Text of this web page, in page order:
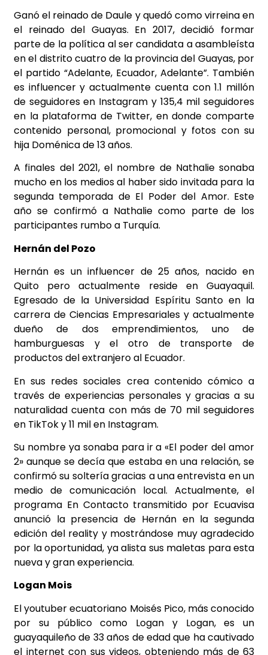
Ganó el reinado de Daule y quedó como virreina en
el reinado del Guayas. En 2017, decidió formar
parte de la política al ser candidata a asambleísta
en el distrito cuatro de la provincia del Guayas, por
el partido “Adelante, Ecuador, Adelante”. También
es influencer y actualmente cuenta con 1.1 millón
de seguidores en Instagram y 135,4 mil seguidores
en la plataforma de Twitter, en donde comparte
contenido personal, promocional y fotos con su
hija Doménica de 13 años.
A finales del 2021, el nombre de Nathalie sonaba
mucho en los medios al haber sido invitada para la
segunda temporada de El Poder del Amor. Este
año se confirmó a Nathalie como parte de los
participantes rumbo a Turquía.
Hernán del Pozo
Hernán es un influencer de 25 años, nacido en
Quito pero actualmente reside en Guayaquil.
Egresado de la Universidad Espíritu Santo en la
carrera de Ciencias Empresariales y actualmente
dueño de dos emprendimientos, uno de
hamburguesas y el otro de transporte de
productos del extranjero al Ecuador.
En sus redes sociales crea contenido cómico a
través de experiencias personales y gracias a su
naturalidad cuenta con más de 70 mil seguidores
en TikTok y 11 mil en Instagram.
Su nombre ya sonaba para ir a «El poder del amor
2» aunque se decía que estaba en una relación, se
confirmó su soltería gracias a una entrevista en un
medio de comunicación local. Actualmente, el
programa En Contacto transmitido por Ecuavisa
anunció la presencia de Hernán en la segunda
edición del reality y mostrándose muy agradecido
por la oportunidad, ya alista sus maletas para esta
nueva y gran experiencia.
Logan Mois
El youtuber ecuatoriano Moisés Pico, más conocido
por su público como Logan y Logan, es un
guayaquileño de 33 años de edad que ha cautivado
el internet con sus videos, obteniendo más de 63